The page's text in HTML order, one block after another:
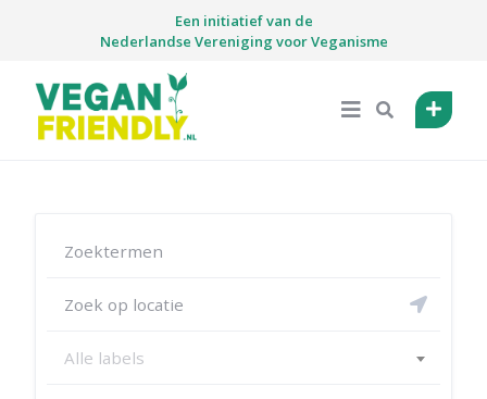
Een initiatief van de
Nederlandse Vereniging voor Veganisme
Alle labels